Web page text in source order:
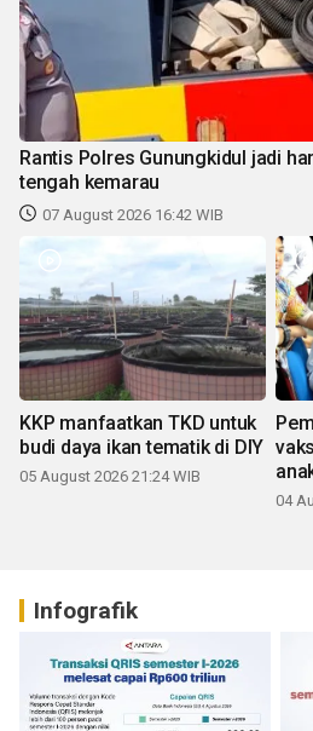
Rantis Polres Gunungkidul jadi
tengah kemarau
07 August 2026 16:42 WIB
KKP manfaatkan TKD untuk
budi daya ikan tematik di DIY
05 August 2026 21:24 WIB
04
Infografik